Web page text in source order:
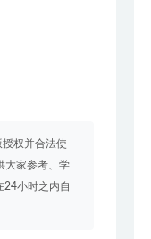
权并合法使
大家参考、学
24小时之内自